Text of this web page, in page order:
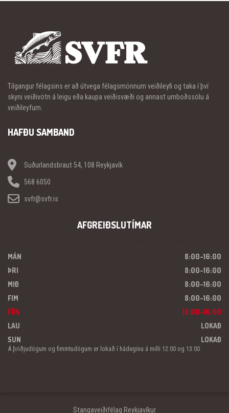
Tilgangur félagsins er að útvega félagsmönnum veiðileyfi og taka í því
skyni veiðivötn á leigu eða kaupa veiðisvæði og annast umboðssölu á
veiðileyfum.
HAFÐU SAMBAND
Suðurlandsbraut 54, 108 Reykjavík
568 6050
svfr@svfr.is
AFGREIÐSLUTÍMAR
MÁN
8:00-16:00
ÞRI
8:00-16:00
MIÐ
8:00-16:00
FIM
8:00-16:00
FÖS
12:00-16:00
LAU
LOKAÐ
SUN
LOKAÐ
Á þriðjudögum og fimmtudögum er lokað í hádeginu á milli 12:00 og 13:00
Stangaveiðifélag Reykjavíkur